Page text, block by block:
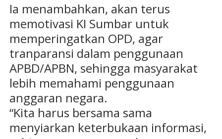
Ia menambahkan, akan terus
memotivasi KI Sumbar untuk
memperingatkan OPD, agar
tranparansi dalam penggunaan
APBD/APBN, sehingga masyarakat
lebih memahami penggunaan
anggaran negara.
“Kita harus bersama sama
menyiarkan keterbukaan informasi,